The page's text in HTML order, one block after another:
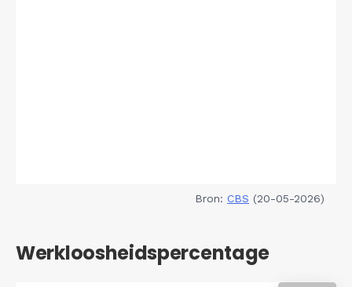
Bron: CBS (20-05-2026)
Werkloosheidspercentage